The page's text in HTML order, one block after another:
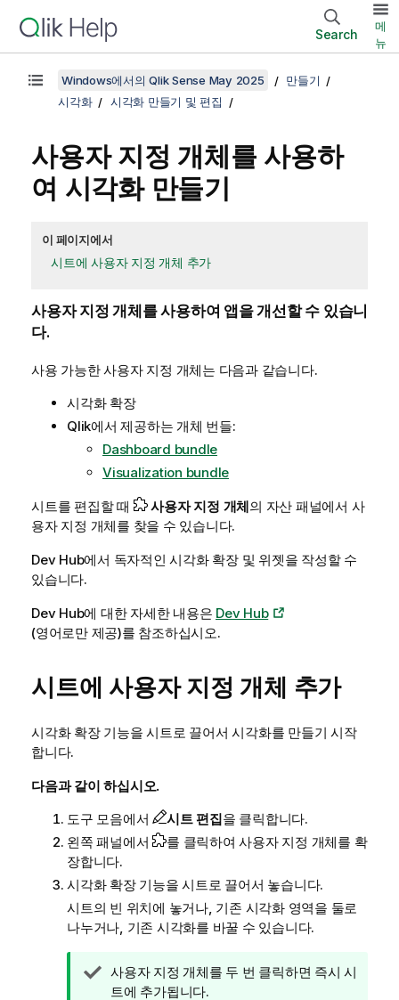
Search
메
뉴
Windows에서의 Qlik Sense May 2025
만들기
시각화
시각화 만들기 및 편집
사용자 지정 개체를 사용하
여 시각화 만들기
이 페이지에서
시트에 사용자 지정 개체 추가
사용자 지정 개체를 사용하여 앱을 개선할 수 있습니
다.
사용 가능한 사용자 지정 개체는 다음과 같습니다.
시각화 확장
Qlik에서 제공하는 개체 번들:
Dashboard bundle
Visualization bundle
시트를 편집할 때
사용자 지정 개체의 자산 패널에서 사
용자 지정 개체를 찾을 수 있습니다.
Dev Hub에서 독자적인 시각화 확장 및 위젯을 작성할 수
있습니다.
Dev Hub에 대한 자세한 내용은 Dev Hub
(영어로만 제공)를 참조하십시오.
시트에 사용자 지정 개체 추가
시각화 확장 기능을 시트로 끌어서 시각화를 만들기 시작
합니다.
다음과 같이 하십시오.
도구 모음에서
시트 편집을 클릭합니다.
왼쪽 패널에서
를 클릭하여 사용자 지정 개체를 확
장합니다.
시각화 확장 기능을 시트로 끌어서 놓습니다.
시트의 빈 위치에 놓거나, 기존 시각화 영역을 둘로
나누거나, 기존 시각화를 바꿀 수 있습니다.
팁
메
사용자 지정 개체를 두 번 클릭하면 즉시 시
트에 추가됩니다.